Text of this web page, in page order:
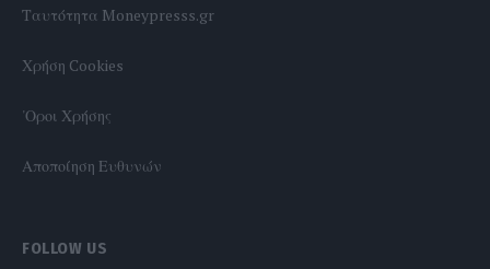
Tαυτότητα Moneypresss.gr
Χρήση Cookies
'Οροι Χρήσης
Αποποίηση Ευθυνών
FOLLOW US